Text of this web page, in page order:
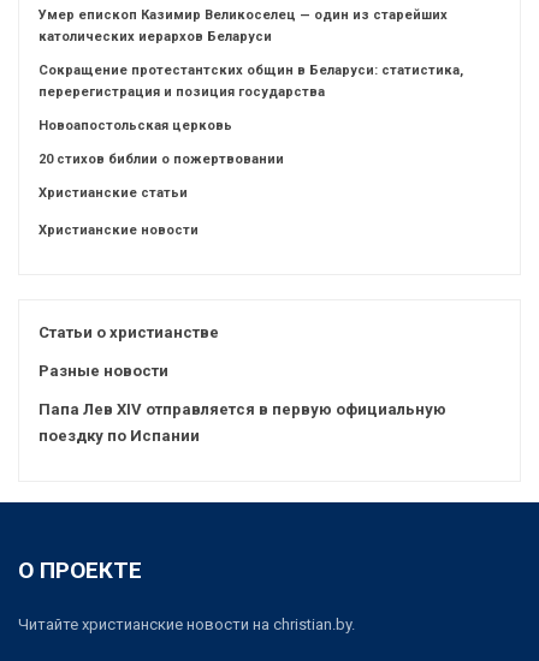
Умер епископ Казимир Великоселец — один из старейших
католических иерархов Беларуси
Сокращение протестантских общин в Беларуси: статистика,
перерегистрация и позиция государства
Новоапостольская церковь
20 стихов библии о пожертвовании
Христианские статьи
Христианские новости
Статьи о христианстве
Разные новости
Папа Лев XIV отправляется в первую официальную
поездку по Испании
О ПРОЕКТЕ
Читайте христианские новости на christian.by.